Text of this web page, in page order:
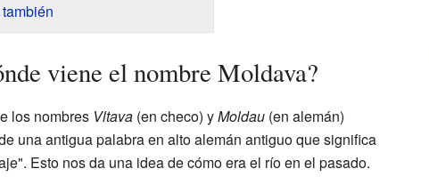
viene el nombre Moldava?
los nombres Vltava(en checo) yMoldau(en alemán)
una antigua palabra en alto alemán antiguo que significa
Esto nos da una idea de cómo era el río en el pasado.